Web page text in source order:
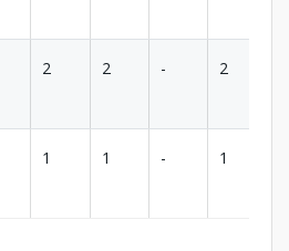
2 2 - 2
1 1 - 1